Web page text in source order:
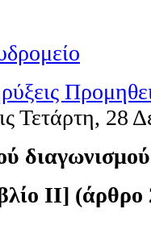
Τετάρτη, 28
διαγωνισμού
ΙΙ] (άρθρο